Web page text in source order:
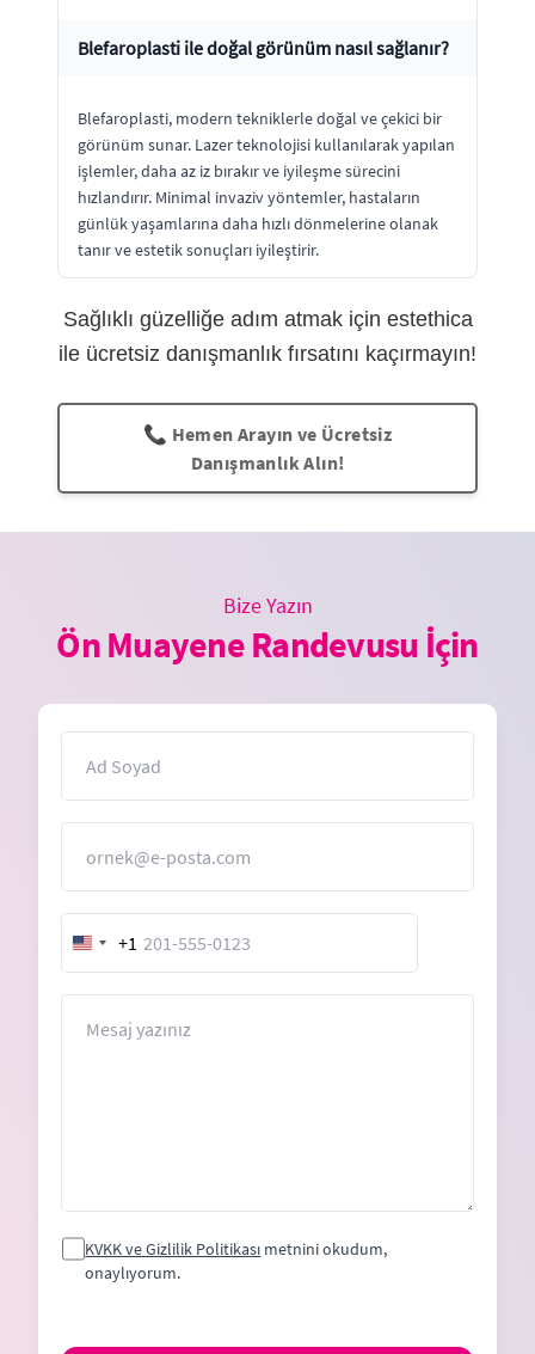
Blefaroplasti ile doğal görünüm nasıl sağlanır?
Blefaroplasti, modern tekniklerle doğal ve çekici bir
görünüm sunar. Lazer teknolojisi kullanılarak yapılan
işlemler, daha az iz bırakır ve iyileşme sürecini
hızlandırır. Minimal invaziv yöntemler, hastaların
günlük yaşamlarına daha hızlı dönmelerine olanak
tanır ve estetik sonuçları iyileştirir.
Sağlıklı güzelliğe adım atmak için estethica
ile ücretsiz danışmanlık fırsatını kaçırmayın!
📞 Hemen Arayın ve Ücretsiz
Danışmanlık Alın!
Bize Yazın
Ön Muayene Randevusu İçin
United
States
+1
KVKK ve Gizlilik Politikası metnini okudum,
onaylıyorum.